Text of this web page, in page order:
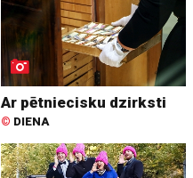
Ar pētniecisku dzirksti
© DIENA